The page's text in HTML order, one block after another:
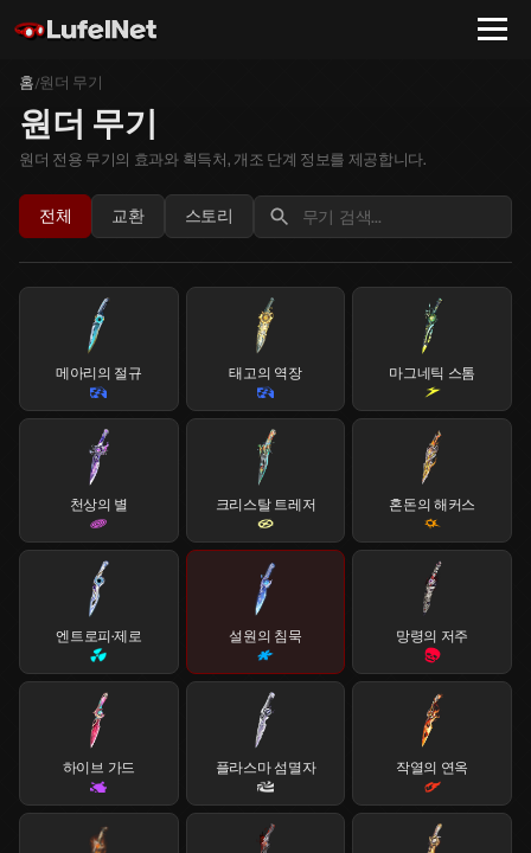
홈/원더 무기
원더 무기
원더 전용 무기의 효과와 획득처, 개조 단계 정보를 제공합니다.
전체 교환 스토리
메아리의 절규 태고의 역장 마그네틱 스톰
천상의 별 크리스탈 트레저 혼돈의 해커스
엔트로피·제로 설원의 침묵 망령의 저주
하이브 가드 플라스마 섬멸자 작열의 연옥